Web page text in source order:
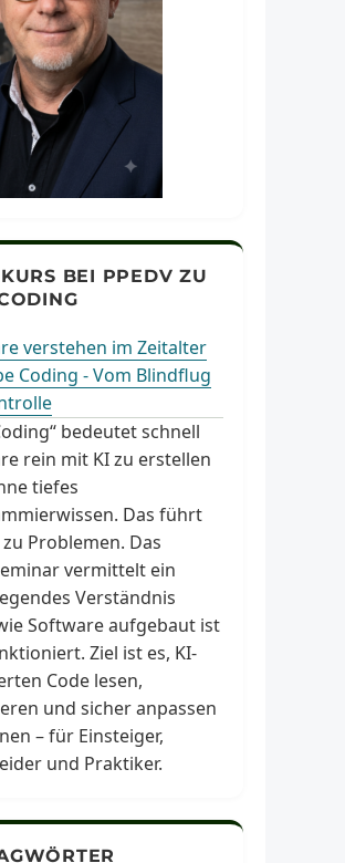
BEI PPEDV ZU
verstehen im Zeitalter
Coding - Vom Blindflug
bedeutet schnell
rein mit KI zu erstellen
tiefes
Das führt
Problemen. Das
vermittelt ein
Verständnis
Software aufgebaut ist
Ziel ist es, KI-
Code lesen,
und sicher anpassen
– für Einsteiger,
und Praktiker.